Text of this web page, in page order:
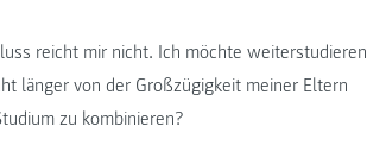
reicht mir nicht. Ich möchte weiterstudieren
länger von der Großzügigkeit meiner Eltern
zu kombinieren?